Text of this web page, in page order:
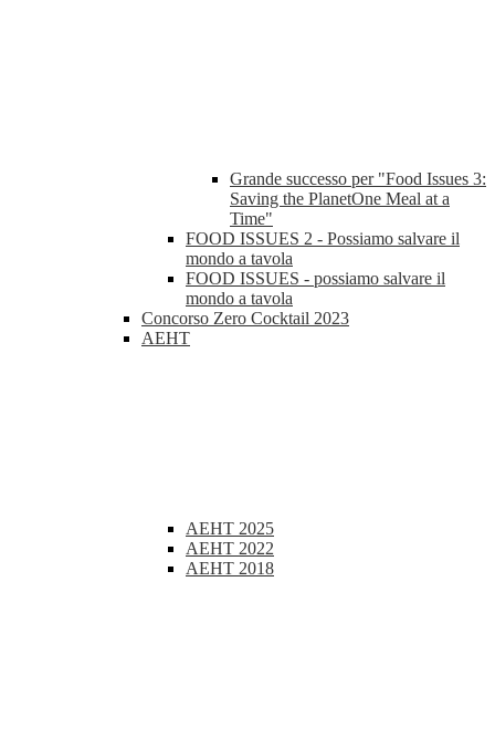
Grande successo per "Food Issues 3:
Saving the PlanetOne Meal at a
Time"
FOOD ISSUES 2 - Possiamo salvare il
mondo a tavola
FOOD ISSUES - possiamo salvare il
mondo a tavola
Concorso Zero Cocktail 2023
AEHT
AEHT 2025
AEHT 2022
AEHT 2018